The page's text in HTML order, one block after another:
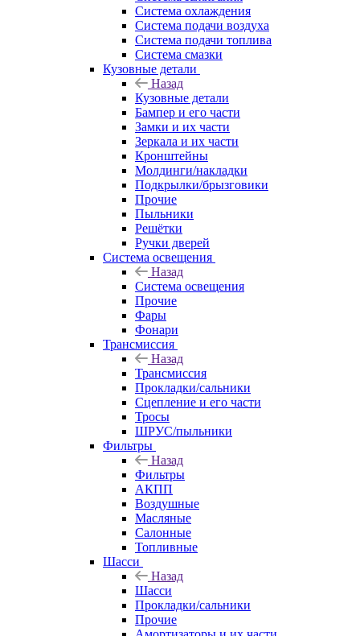
Система охлаждения
Система подачи воздуха
Система подачи топлива
Система смазки
Кузовные детали
Назад
Кузовные детали
Бампер и его части
Замки и их части
Зеркала и их части
Кронштейны
Молдинги/накладки
Подкрылки/брызговики
Прочие
Пыльники
Решётки
Ручки дверей
Система освещения
Назад
Система освещения
Прочие
Фары
Фонари
Трансмиссия
Назад
Трансмиссия
Прокладки/сальники
Сцепление и его части
Тросы
ШРУС/пыльники
Фильтры
Назад
Фильтры
АКПП
Воздушные
Масляные
Салонные
Топливные
Шасси
Назад
Шасси
Прокладки/сальники
Прочие